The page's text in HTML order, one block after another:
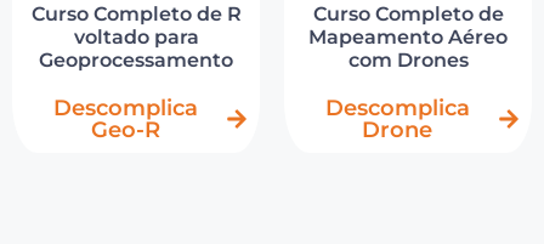
Curso Completo de R
voltado para
Geoprocessamento
Descomplica
Geo-R
Curso Completo de
Mapeamento Aéreo
com Drones
Descomplica
Drone